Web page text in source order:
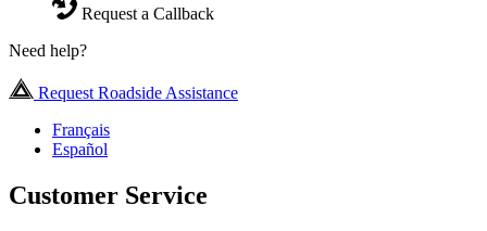
Request a Callback
Need help?
Request Roadside Assistance
Français
Español
Customer Service